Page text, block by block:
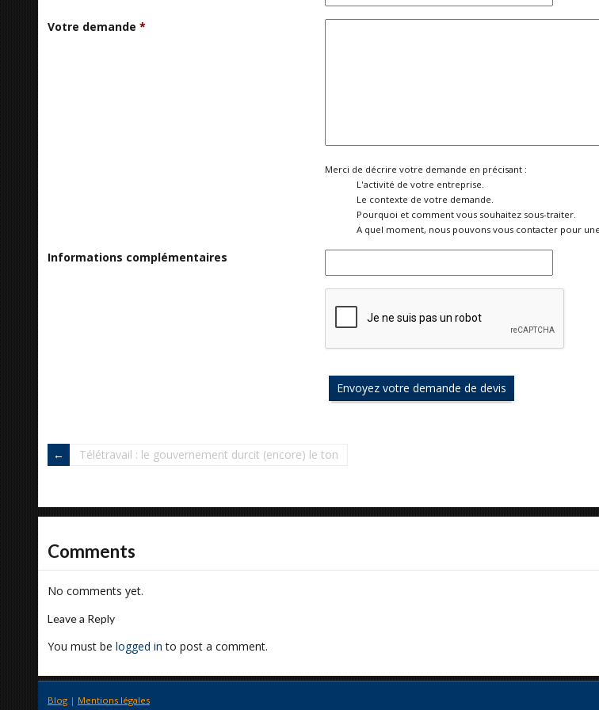
Votre demande *
Merci de décrire votre demande en précisant :
L'activité de votre entreprise.
Le contexte de votre demande.
Pourquoi et comment vous souhaitez sous-traiter.
A quel moment, nous pouvons vous contacter pour
Informations complémentaires
Télétravail : le gouvernement durcit (encore) le ton
Comments
No comments yet.
Leave a Reply
You must be logged in to post a comment.
Blog | Mentions légales